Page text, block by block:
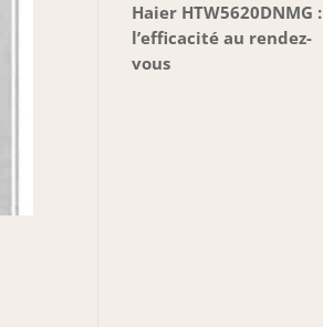
Haier HTW5620DNMG :
l’efficacité au rendez-
vous